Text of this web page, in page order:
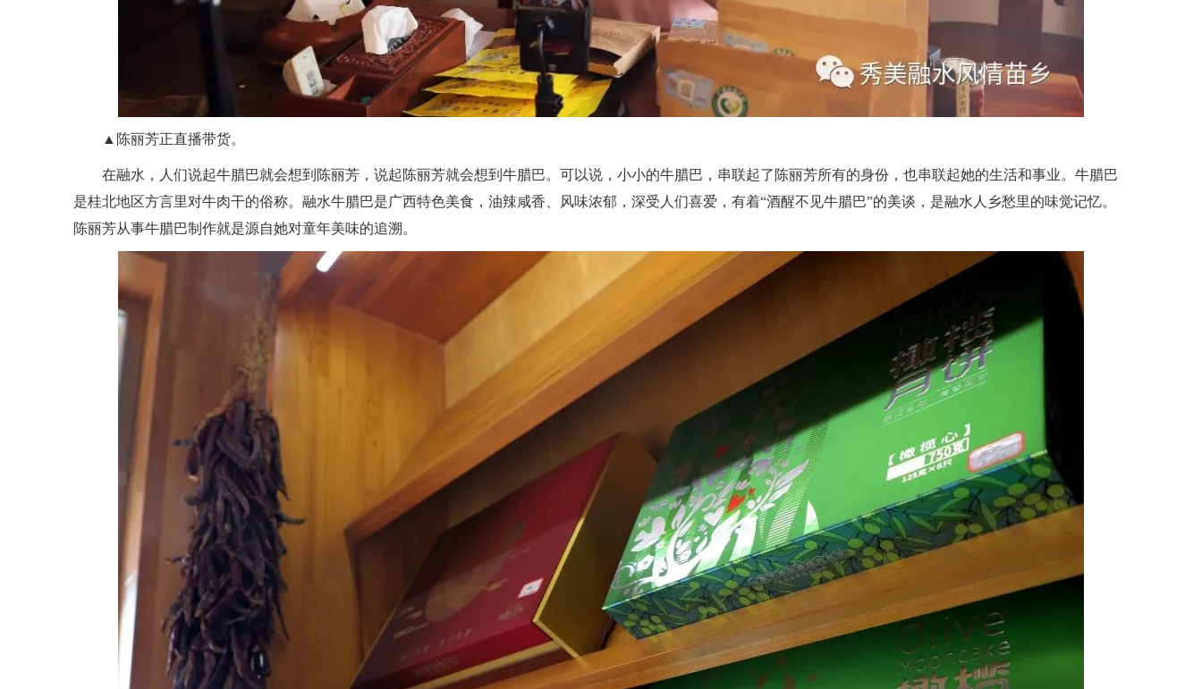
▲陈丽芳正直播带货。
在融水，人们说起牛腊巴就会想到陈丽芳，说起陈丽芳就会想到牛腊巴。可以说，小小的牛腊巴，串联起了陈丽芳所有的身份，也串联起她的生活和事业。牛腊巴
是桂北地区方言里对牛肉干的俗称。融水牛腊巴是广西特色美食，油辣咸香、风味浓郁，深受人们喜爱，有着“酒醒不见牛腊巴”的美谈，是融水人乡愁里的味觉记忆。
陈丽芳从事牛腊巴制作就是源自她对童年美味的追溯。